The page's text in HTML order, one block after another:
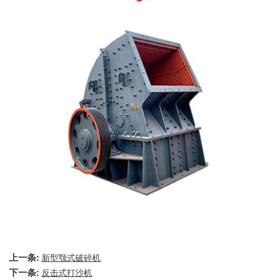
上一条: 新型颚式破碎机
下一条: 反击式打沙机